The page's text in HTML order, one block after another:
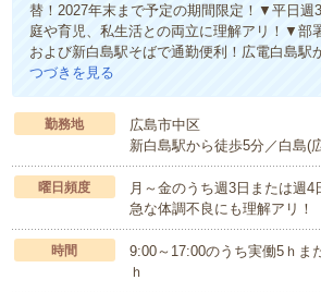
替！2027年末まで予定の期間限定！▼平日
庭や育児、私生活との両立に理解アリ！▼部
および新白島駅そばで通勤便利！広電白島
つづきを見る
勤務地
広島市中区
新白島駅から徒歩5分／白島
曜日頻度
月～金のうち週3日または週
急な体調不良にも理解アリ！
時間
9:00～17:00のうち実働5ｈま
ｈ